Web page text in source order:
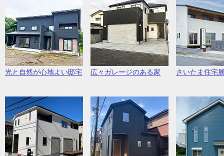
光と自然が心地よい邸宅 広々ガレージのある家 さいたま住宅